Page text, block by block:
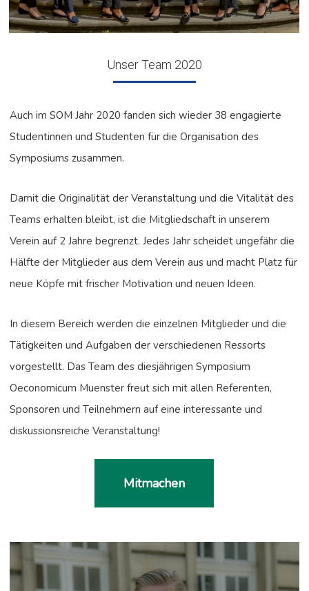
Unser Team 2020
Auch im SOM Jahr 2020 fanden sich wieder 38 engagierte
Studentinnen und Studenten für die Organisation des
Symposiums zusammen.
Damit die Originalität der Veranstaltung und die Vitalität des
Teams erhalten bleibt, ist die Mitgliedschaft in unserem
Verein auf 2 Jahre begrenzt. Jedes Jahr scheidet ungefähr die
Hälfte der Mitglieder aus dem Verein aus und macht Platz für
neue Köpfe mit frischer Motivation und neuen Ideen.
In diesem Bereich werden die einzelnen Mitglieder und die
Tätigkeiten und Aufgaben der verschiedenen Ressorts
vorgestellt. Das Team des diesjährigen Symposium
Oeconomicum Muenster freut sich mit allen Referenten,
Sponsoren und Teilnehmern auf eine interessante und
diskussionsreiche Veranstaltung!
Mitmachen